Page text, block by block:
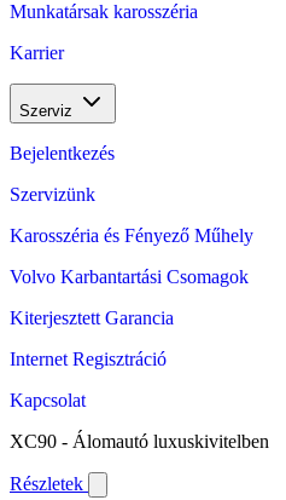
Munkatársak karosszéria
Karrier
Szerviz
Bejelentkezés
Szervizünk
Karosszéria és Fényező Műhely
Volvo Karbantartási Csomagok
Kiterjesztett Garancia
Internet Regisztráció
Kapcsolat
XC90 - Álomautó luxuskivitelben
Részletek